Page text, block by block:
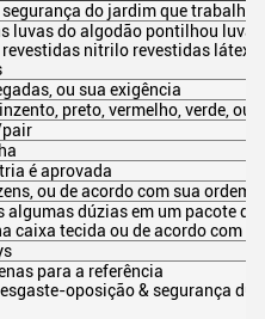
segurança do jardim que
luvas do algodão pontilhou
revestidas nitrilo revestidas látex
ou sua exigência
preto, vermelho, verde,
é aprovada
ou de acordo com sua ordem
algumas dúzias em um pacote do
caixa tecida ou de acordo com
para a referência
oposição & segurança